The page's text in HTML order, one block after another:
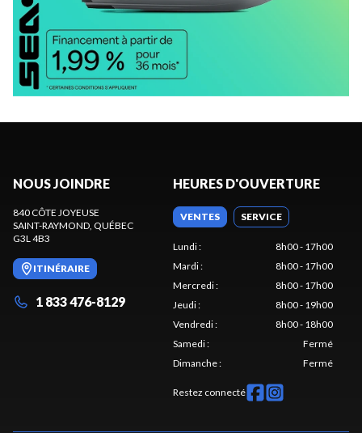
NOUS JOINDRE
840 CÔTE JOYEUSE
SAINT-RAYMOND , QUÉBEC
G3L 4B3
ITINÉRAIRE
1 833 476-8129
HEURES D'OUVERTURE
VENTES SERVICE
Lundi:
8h00 - 17h00
Mardi:
8h00 - 17h00
Mercredi:
8h00 - 17h00
Jeudi:
8h00 - 19h00
Vendredi:
8h00 - 18h00
Samedi:
Fermé
Dimanche: Fermé
Restez connecté